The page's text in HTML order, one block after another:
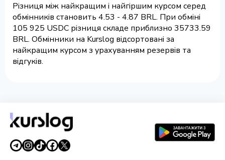
Різниця між найкращим і найгіршим курсом серед
обмінників становить 4.53 - 4.87 BRL. При обміні
105 925 USDC різниця складе приблизно 35733.59
BRL. Обмінники на Kurslog відсортовані за
найкращим курсом з урахуванням резервів та
відгуків.